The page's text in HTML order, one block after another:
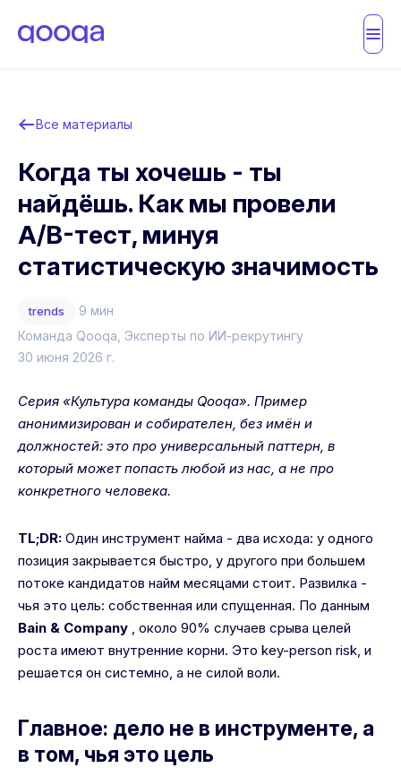
Все материалы
Когда ты хочешь - ты
найдёшь. Как мы провели
A/B-тест, минуя
статистическую значимость
trends
9 мин
Команда Qooqa , Эксперты по ИИ-рекрутингу
30 июня 2026 г.
Серия «Культура команды Qooqa». Пример
анонимизирован и собирателен, без имён и
должностей: это про универсальный паттерн, в
который может попасть любой из нас, а не про
конкретного человека.
TL;DR: Один инструмент найма - два исхода: у одного
позиция закрывается быстро, у другого при большем
потоке кандидатов найм месяцами стоит. Развилка -
чья это цель: собственная или спущенная. По данным
Bain & Company , около 90% случаев срыва целей
роста имеют внутренние корни. Это key-person risk, и
решается он системно, а не силой воли.
Главное: дело не в инструменте, а
в том, чья это цель